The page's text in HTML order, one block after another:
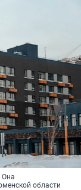
Она
области